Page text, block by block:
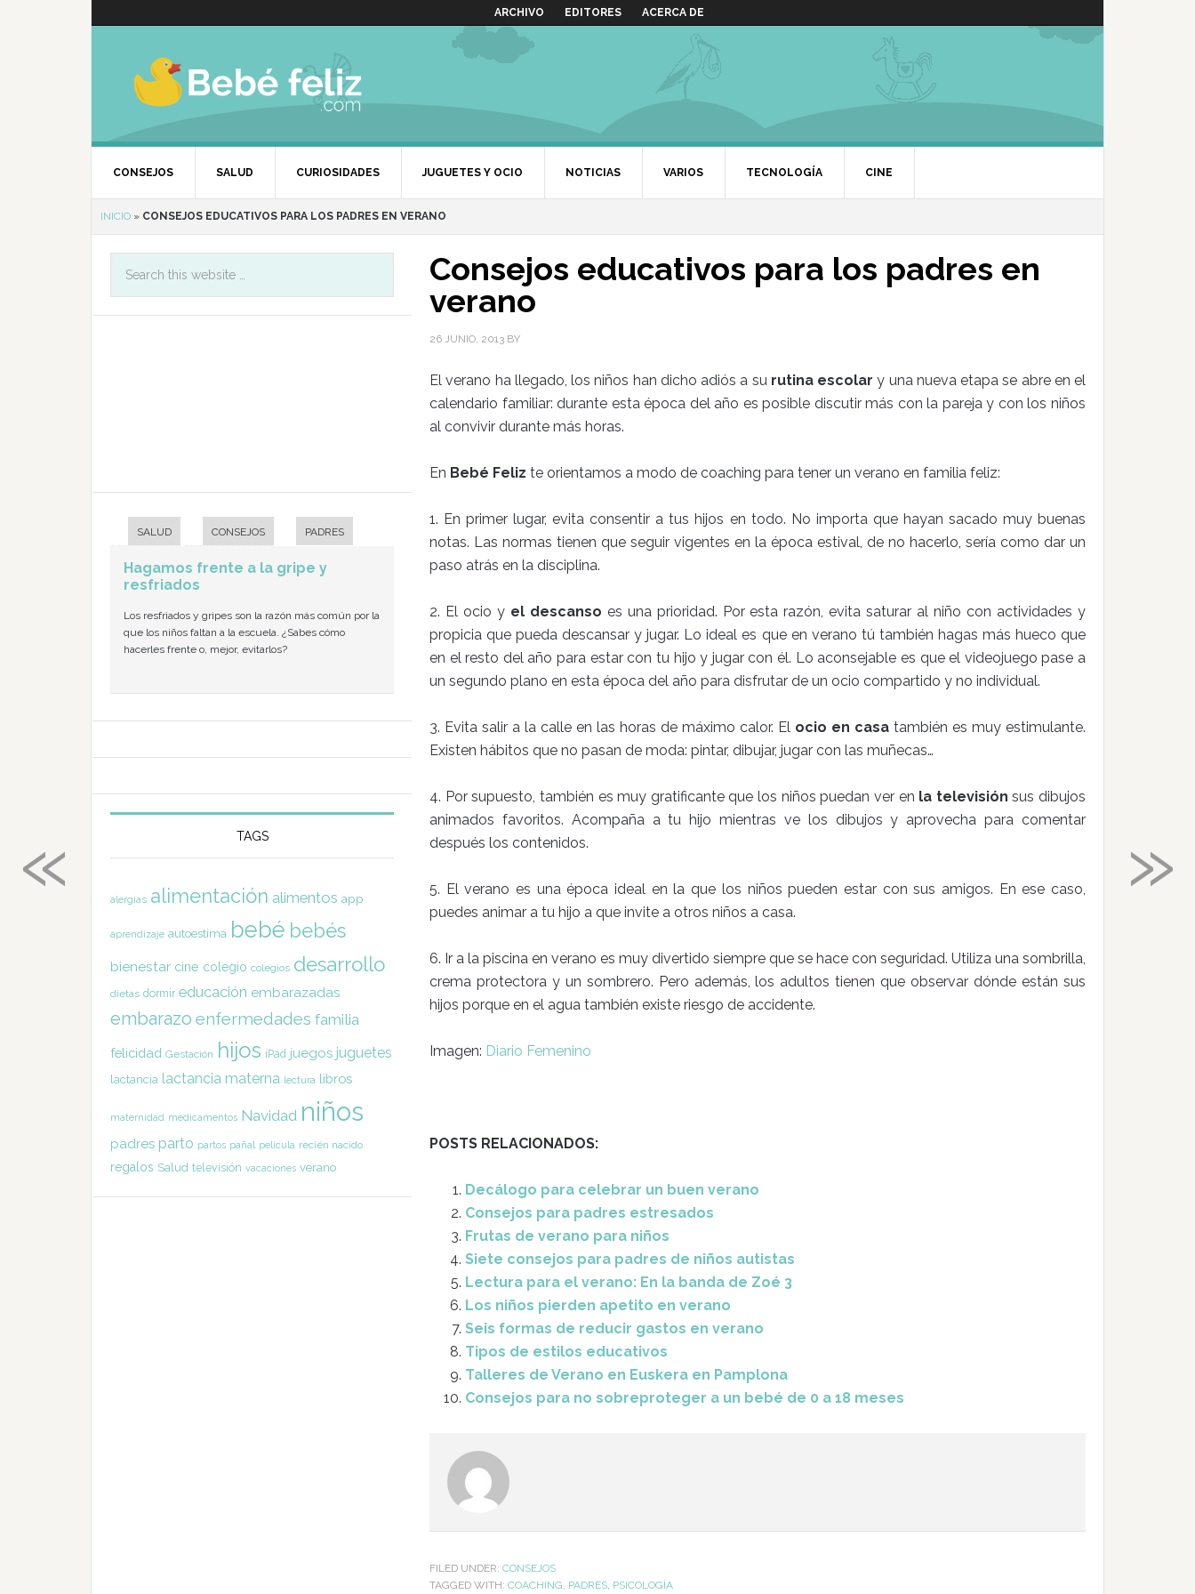
ARCHIVO EDITORES ACERCA DE
CONSEJOS SALUD CURIOSIDADES JUGUETES Y OCIO NOTICIAS VARIOS TECNOLOGÍA CINE
INICIO » CONSEJOS EDUCATIVOS PARA LOS PADRES EN VERANO
Consejos educativos para los padres en
verano
26 JUNIO, 2013 BY
El verano ha llegado, los niños han dicho adiós a su rutina escolar y una nueva etapa se abre en el
calendario familiar: durante esta época del año es posible discutir más con la pareja y con los niños
al convivir durante más horas.
En Bebé Feliz te orientamos a modo de coaching para tener un verano en familia feliz:
1. En primer lugar, evita consentir a tus hijos en todo. No importa que hayan sacado muy buenas
notas. Las normas tienen que seguir vigentes en la época estival, de no hacerlo, sería como dar un
paso atrás en la disciplina.
2. El ocio y el descanso es una prioridad. Por esta razón, evita saturar al niño con actividades y
propicia que pueda descansar y jugar. Lo ideal es que en verano tú también hagas más hueco que
en el resto del año para estar con tu hijo y jugar con él. Lo aconsejable es que el videojuego pase a
un segundo plano en esta época del año para disfrutar de un ocio compartido y no individual.
3. Evita salir a la calle en las horas de máximo calor. El ocio en casa también es muy estimulante.
Existen hábitos que no pasan de moda: pintar, dibujar, jugar con las muñecas…
4. Por supuesto, también es muy gratificante que los niños puedan ver en la televisión sus dibujos
animados favoritos. Acompaña a tu hijo mientras ve los dibujos y aprovecha para comentar
después los contenidos.
5. El verano es una época ideal en la que los niños pueden estar con sus amigos. En ese caso,
puedes animar a tu hijo a que invite a otros niños a casa.
6. Ir a la piscina en verano es muy divertido siempre que se hace con seguridad. Utiliza una sombrilla,
crema protectora y un sombrero. Pero además, los adultos tienen que observar dónde están sus
hijos porque en el agua también existe riesgo de accidente.
Imagen: Diario Femenino
POSTS RELACIONADOS:
Decálogo para celebrar un buen verano
Consejos para padres estresados
Frutas de verano para niños
Siete consejos para padres de niños autistas
Lectura para el verano: En la banda de Zoé 3
Los niños pierden apetito en verano
Seis formas de reducir gastos en verano
Tipos de estilos educativos
Talleres de Verano en Euskera en Pamplona
Consejos para no sobreproteger a un bebé de 0 a 18 meses
FILED UNDER: CONSEJOS
TAGGED WITH: COACHING, PADRES, PSICOLOGÍA
SALUD CONSEJOS PADRES
Hagamos frente a la gripe y
resfriados
Los resfriados y gripes son la razón más común por la
que los niños faltan a la escuela. ¿Sabes cómo
hacerles frente o, mejor, evitarlos?
TAGS
alergias alimentación alimentos app
aprendizaje autoestima bebé bebés
bienestar cine colegio colegios desarrollo
dietas dormir educación embarazadas
embarazo enfermedades familia
felicidad Gestación hijos iPad juegos juguetes
lactancia lactancia materna lectura libros
maternidad medicamentos Navidad niños
padres parto partos pañal película recién nacido
regalos Salud televisión vacaciones verano
»
«